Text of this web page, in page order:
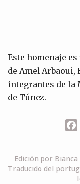
Este homenaje
de Amel Arbaoui,
integrantes de la
de Túnez.
Edición por Bianca
Traducido del